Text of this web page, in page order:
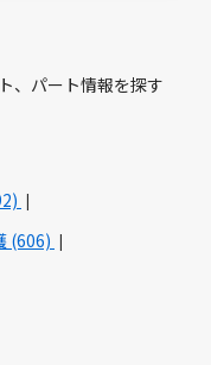
、パート情報を探す
(606)